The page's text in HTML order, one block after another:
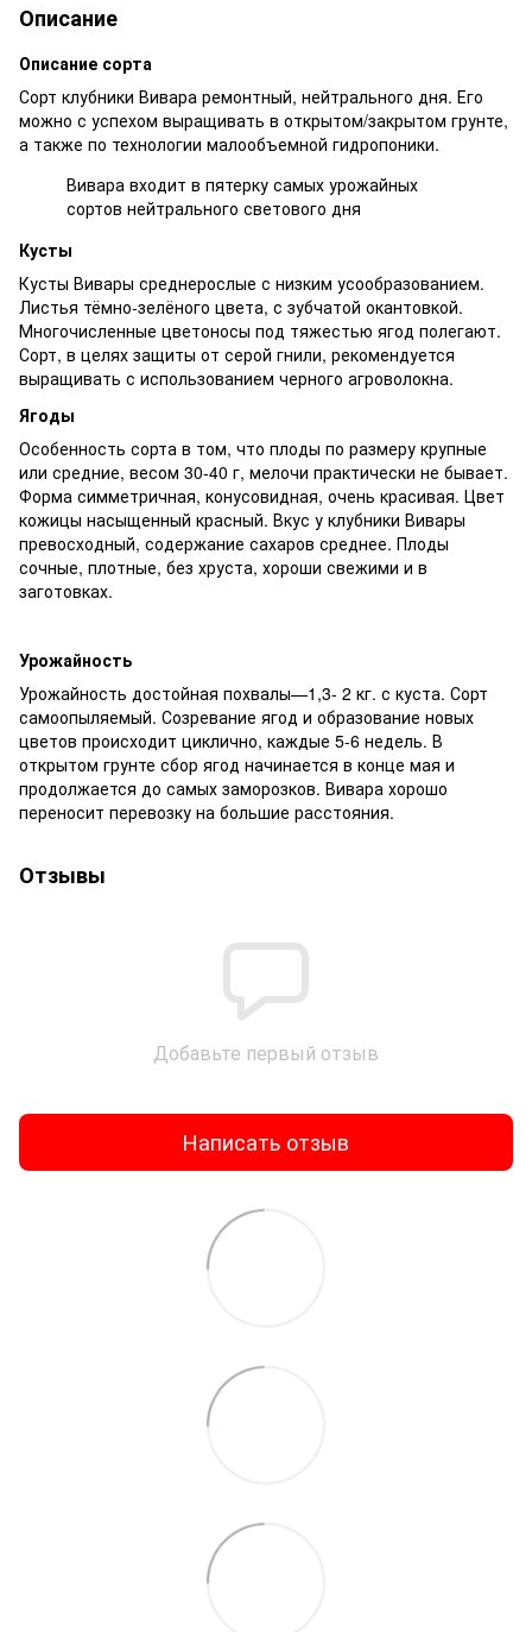
Описание
Описание сорта
Сорт клубники Вивара ремонтный, нейтрального дня. Его
можно с успехом выращивать в открытом/закрытом грунте,
а также по технологии малообъемной гидропоники.
Вивара входит в пятерку самых урожайных
сортов нейтрального светового дня
Кусты
Кусты Вивары среднерослые с низким усообразованием.
Листья тёмно-зелёного цвета, с зубчатой окантовкой.
Многочисленные цветоносы под тяжестью ягод полегают.
Сорт, в целях защиты от серой гнили, рекомендуется
выращивать с использованием черного агроволокна.
Ягоды
Особенность сорта в том, что плоды по размеру крупные
или средние, весом 30-40 г, мелочи практически не бывает.
Форма симметричная, конусовидная, очень красивая. Цвет
кожицы насыщенный красный. Вкус у клубники Вивары
превосходный, содержание сахаров среднее. Плоды
сочные, плотные, без хруста, хороши свежими и в
заготовках.
Урожайность
Урожайность достойная похвалы—1,3- 2 кг. с куста. Сорт
самоопыляемый. Созревание ягод и образование новых
цветов происходит циклично, каждые 5-6 недель. В
открытом грунте сбор ягод начинается в конце мая и
продолжается до самых заморозков. Вивара хорошо
переносит перевозку на большие расстояния.
Отзывы
Добавьте первый отзыв
Написать отзыв